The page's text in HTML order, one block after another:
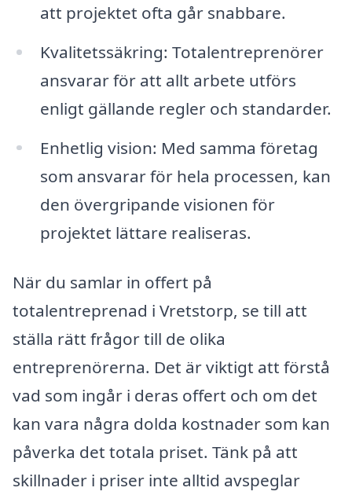
att projektet ofta går snabbare.
Kvalitetssäkring: Totalentreprenörer
ansvarar för att allt arbete utförs
enligt gällande regler och standarder.
Enhetlig vision: Med samma företag
som ansvarar för hela processen, kan
den övergripande visionen för
projektet lättare realiseras.
När du samlar in offert på
totalentreprenad i Vretstorp, se till att
ställa rätt frågor till de olika
entreprenörerna. Det är viktigt att förstå
vad som ingår i deras offert och om det
kan vara några dolda kostnader som kan
påverka det totala priset. Tänk på att
skillnader i priser inte alltid avspeglar